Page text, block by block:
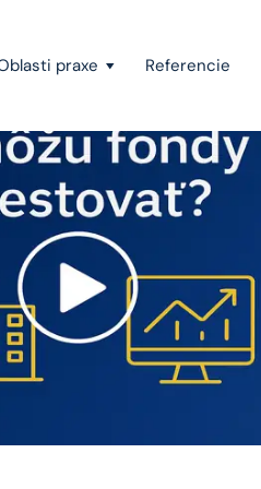
praxe
Vymáhanie pohľadávok a
Štátna pomoc, investičné
financovanie
Európske právo
Právo duševného vlastníctva
Green-field a brown-field projekty
Referencie